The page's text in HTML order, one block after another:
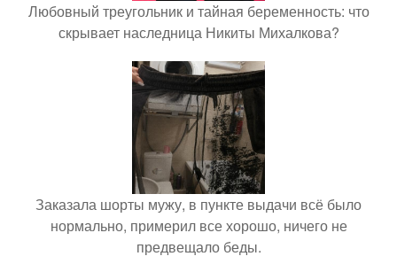
Любовный треугольник и тайная беременность: что
скрывает наследница Никиты Михалкова?
Заказала шорты мужу, в пункте выдачи всё было
нормально, примерил все хорошо, ничего не
предвещало беды.